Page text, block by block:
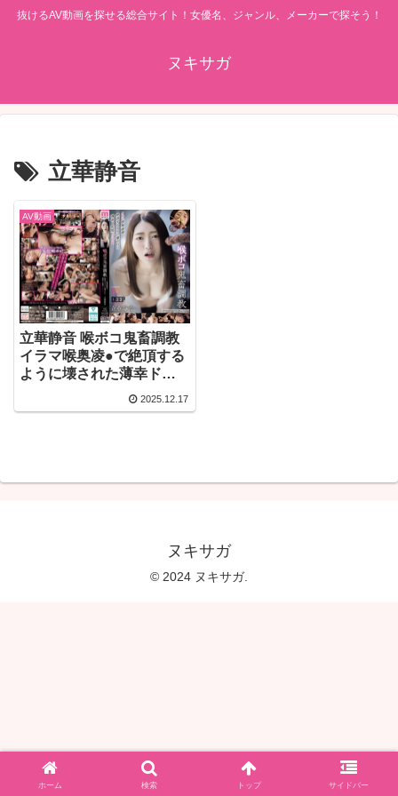
抜けるAV動画を探せる総合サイト！女優名、ジャンル、メーカーで探そう！
ヌキサガ
立華静音
AV動画
立華静音 喉ボコ鬼畜調教
イラマ喉奥凌●で絶頂する
ように壊された薄幸ド変
2025.12.17
ヌキサガ
© 2024 ヌキサガ.
ホーム 検索 トップ サイドバー